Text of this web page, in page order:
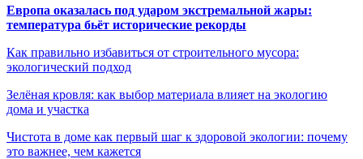
Европа оказалась под ударом экстремальной жары:
температура бьёт исторические рекорды
Как правильно избавиться от строительного мусора:
экологический подход
Зелёная кровля: как выбор материала влияет на экологию
дома и участка
Чистота в доме как первый шаг к здоровой экологии: почему
это важнее, чем кажется